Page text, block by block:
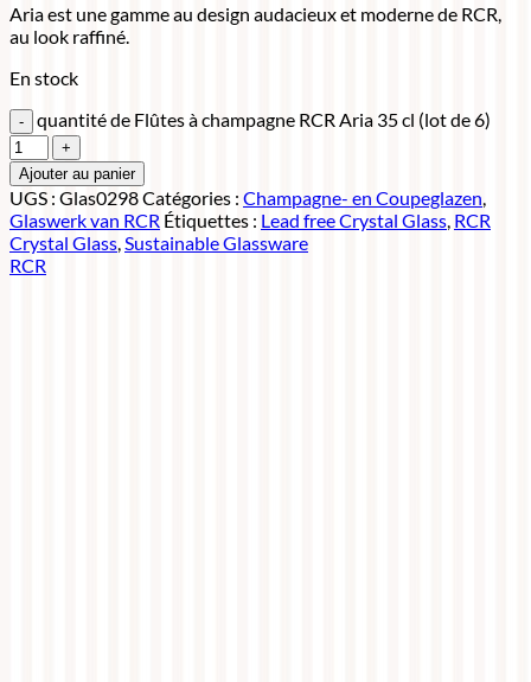
Aria est une gamme au design audacieux et moderne de RCR,
au look raffiné.
En stock
quantité de Flûtes à champagne RCR Aria 35 cl (lot de 6)
Ajouter au panier
UGS : Glas0298Catégories : Champagne- en Coupeglazen,
Glaswerk van RCR Étiquettes : Lead free Crystal Glass, RCR
Crystal Glass,Sustainable Glassware
RCR